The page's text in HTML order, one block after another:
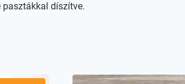
pasztákkal díszítve.